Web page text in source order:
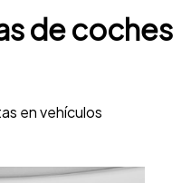
de coches
en vehículos